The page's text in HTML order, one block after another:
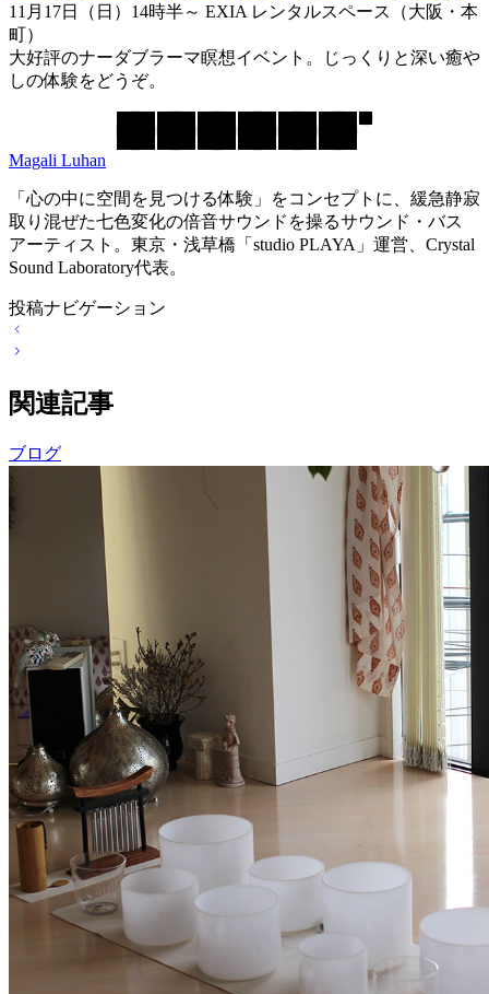
11月17日（日）14時半～ EXIA レンタルスペース（大阪・本
町）
大好評のナーダブラーマ瞑想イベント。じっくりと深い癒や
しの体験をどうぞ。
Magali Luhan
「心の中に空間を見つける体験」をコンセプトに、緩急静寂
取り混ぜた七色変化の倍音サウンドを操るサウンド・バス
アーティスト。東京・浅草橋「studio PLAYA」運営、Crystal
Sound Laboratory代表。
投稿ナビゲーション
関連記事
ブログ